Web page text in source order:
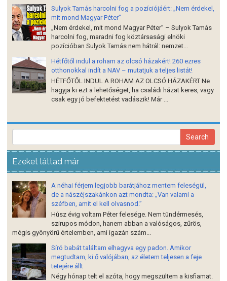
Sulyok Tamás harcolni fog a pozíciójáért: „Nem érdekel,
mit mond Magyar Péter”
„Nem érdekel, mit mond Magyar Péter” – Sulyok Tamás
harcolni fog, maradni fog köztársasági elnöki
pozícióban Sulyok Tamás nem hátrál: nemzet...
Hétfőtől indul a roham az olcsó házakért! 260 ezres
otthonokkal indít a NAV – mutatjuk a teljes listát!
HÉTFŐTŐL INDUL A ROHAM AZ OLCSÓ HÁZAKÉRT Ne
hagyja ki ezt a lehetőséget, ha családi házat keres, vagy
csak egy jó befektetést vadászik! Már ...
Ezeket láttad már
A néhai férjem legjobb barátjához mentem feleségül,
de a nászéjszakánkon azt mondta: „Van valami a
széfben, amit el kell olvasnod.”
Húsz évig voltam Péter felesége. Nem tündérmesés,
szirupos módon, hanem abban a valóságos, zűrös,
mégis gyönyörű értelemben, ami igazán szám...
Síró babát találtam elhagyva egy padon. Amikor
megtudtam, ki ő valójában, az életem teljesen a feje
tetejére állt
Négy hónap telt el azóta, hogy megszültem a kisfiamat.